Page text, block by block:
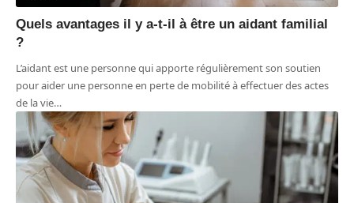
Quels avantages il y a-t-il à être un aidant familial
?
L’aidant est une personne qui apporte régulièrement son soutien
pour aider une personne en perte de mobilité à effectuer des actes
de la vie…